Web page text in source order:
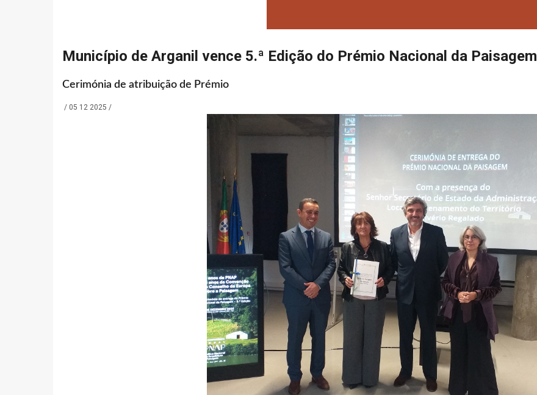
Município de Arganil vence 5.ª Edição do Prémio Nacional da Paisagem
Cerimónia de atribuição de Prémio
/ 05 12 2025 /